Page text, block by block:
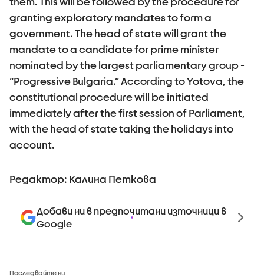
granting exploratory mandates to form a
government. The head of state will grant the
mandate to a candidate for prime minister
nominated by the largest parliamentary group -
“Progressive Bulgaria.” According to Yotova, the
constitutional procedure will be initiated
immediately after the first session of Parliament,
with the head of state taking the holidays into
account.
Редактор: Калина Петкова
Добави ни в предпочитани източници в
Google
Последвайте ни